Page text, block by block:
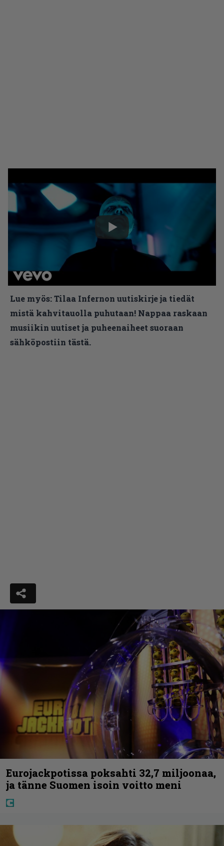
Lue myös:Tilaa Infernon uutiskirje ja tiedät
mistä kahvitauolla puhutaan! Nappaa raskaan
musiikin uutiset ja puheenaiheet suoraan
sähköpostiin tästä.
Eurojackpotissa poksahti 32,7 miljoonaa,
ja tänne Suomen isoin voitto meni